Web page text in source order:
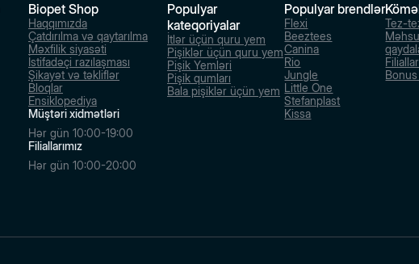
Biopet Shop
Haqqımızda
Çatdırılma və qaytarılma
Məxfilik siyasəti
İstifadəçi razılaşması
Şikayət və təkliflər
Bloqlar
Ensiklopediya
Müştəri xidmətləri
Hər gün 10:00-19:00
Filiallarımız
Hər gün 10:00-20:00
Populyar
kateqoriyalar
İtlər üçün quru yem
Pişiklər üçün quru yem
Pişik Yemləri
Pişik qumları
Bala pişiklər üçün yem
Populyar brendlər
Flexi
Beeztees
Canina
Rio
Jungle
Little One
Stefanplast
Kissa
Tez-
Filiallar